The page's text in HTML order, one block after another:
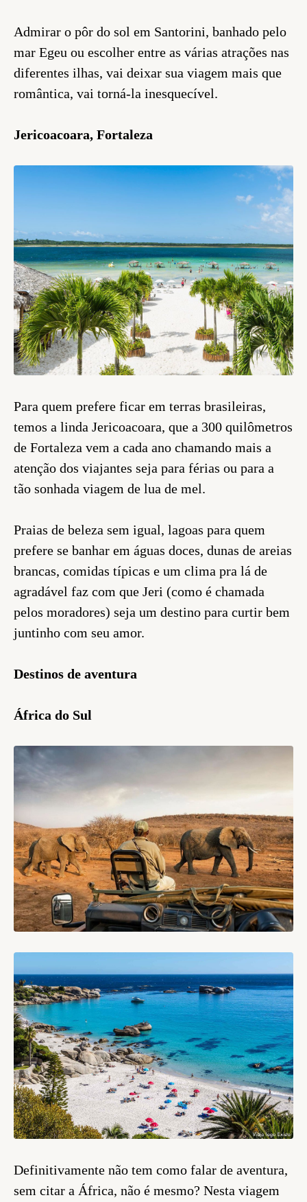
Admirar o pôr do sol em Santorini, banhado pelo
mar Egeu ou escolher entre as várias atrações nas
diferentes ilhas, vai deixar sua viagem mais que
romântica, vai torná-la inesquecível.
Jericoacoara, Fortaleza
Para quem prefere ficar em terras brasileiras,
temos a linda Jericoacoara, que a 300 quilômetros
de Fortaleza vem a cada ano chamando mais a
atenção dos viajantes seja para férias ou para a
tão sonhada viagem de lua de mel.
Praias de beleza sem igual, lagoas para quem
prefere se banhar em águas doces, dunas de areias
brancas, comidas típicas e um clima pra lá de
agradável faz com que Jeri (como é chamada
pelos moradores) seja um destino para curtir bem
juntinho com seu amor.
Destinos de aventura
África do Sul
Definitivamente não tem como falar de aventura,
sem citar a África, não é mesmo? Nesta viagem